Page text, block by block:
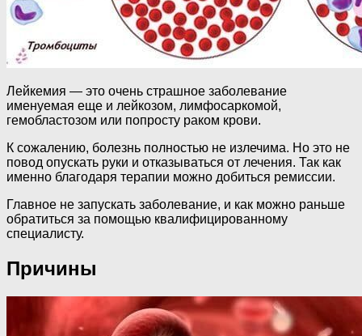
Лейкемия — это очень страшное заболевание
именуемая еще и лейкозом, лимфосаркомой,
гемобластозом или попросту раком крови.
К сожалению, болезнь полностью не излечима. Но это не
повод опускать руки и отказываться от лечения. Так как
именно благодаря терапии можно добиться ремиссии.
Главное не запускать заболевание, и как можно раньше
обратиться за помощью квалифицированному
специалисту.
Причины